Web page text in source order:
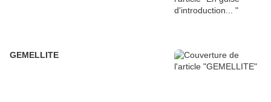
GEMELLITE